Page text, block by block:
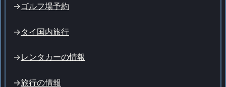
->ゴルフ場予約
->タイ国内旅行
->レンタカーの情報
->旅行の情報